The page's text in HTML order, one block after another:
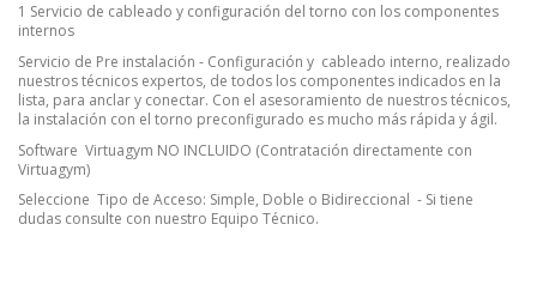
1 Servicio de cableado y configuración del torno con los componentes
internos
Servicio de Pre instalación - Configuración y cableado interno, realizado
nuestros técnicos expertos, de todos los componentes indicados en la
lista, para anclar y conectar. Con el asesoramiento de nuestros técnicos,
la instalación con el torno preconfigurado es mucho más rápida y ágil.
Software Virtuagym NO INCLUIDO (Contratación directamente con
Virtuagym)
Seleccione Tipo de Acceso: Simple, Doble o Bidireccional - Si tiene
dudas consulte con nuestro Equipo Técnico.